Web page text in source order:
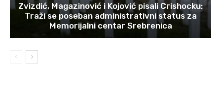
Zvizdić, Magazinović i Kojović pisali Crishocku:
Traži se poseban administrativni status za
Memorijalni centar Srebrenica